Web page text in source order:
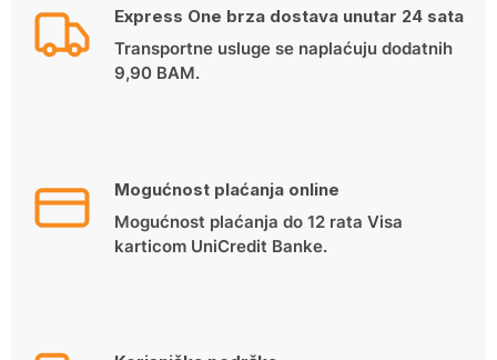
Express One brza dostava unutar 24 sata
Transportne usluge se naplaćuju dodatnih
9,90 BAM.
Mogućnost plaćanja online
Mogućnost plaćanja do 12 rata Visa
karticom UniCredit Banke.